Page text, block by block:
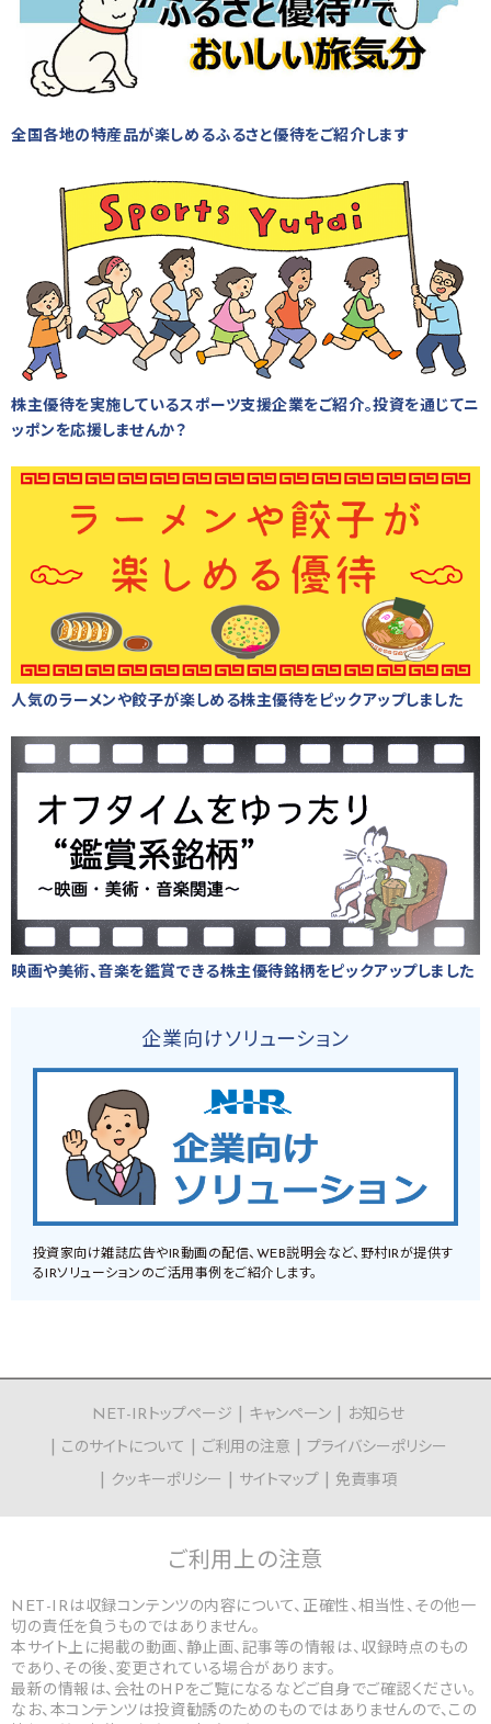
全国各地の特産品が楽しめるふるさと優待をご紹介します
株主優待を実施しているスポーツ支援企業をご紹介。投資を通じてニ
ッポンを応援しませんか？
人気のラーメンや餃子が楽しめる株主優待をピックアップしました
映画や美術、音楽を鑑賞できる株主優待銘柄をピックアップしました
企業向けソリューション
投資家向け雑誌広告やIR動画の配信、WEB説明会など、野村IRが提供す
るIRソリューションのご活用事例をご紹介します。
NET-IRトップページ キャンペーン
お知らせ
このサイトについて
ご利用の注意
プライバシーポリシー
クッキーポリシー
サイトマップ 免責事項
ご利用上の注意
NET-IRは収録コンテンツの内容について、正確性、相当性、その他一
切の責任を負うものではありません。
本サイト上に掲載の動画、静止画、記事等の情報は、収録時点のもの
であり、その後、変更されている場合があります。
最新の情報は、会社のHPをご覧になるなどご自身でご確認ください。
なお、本コンテンツは投資勧誘のためのものではありませんので、この